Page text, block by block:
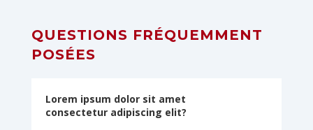
QUESTIONS FRÉQUEMMENT
POSÉES
Lorem ipsum dolor sit amet
consectetur adipiscing elit?